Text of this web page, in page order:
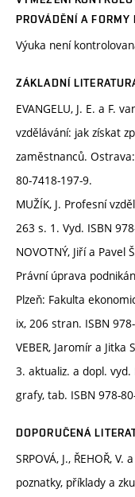
PROVÁDĚNÍ A
Výuka není
ZÁKLADNÍ
EVANGELU, J. E. a F.
vzdělávání: jak získat
zaměstnanců.
80-7418-197-9.
MUŽÍK, J. Profesní
263 s. 1. Vyd. ISBN
NOVOTNÝ, Jiří a Pavel
Právní úprava
Plzeň: Fakulta
ix, 206 stran. ISBN
VEBER, Jaromír a Jitka
3. aktualiz. a dopl.
grafy, tab. ISBN 978-
DOPORUČENÁ
SRPOVÁ, J., ŘEHOŘ,
poznatky, příklady a